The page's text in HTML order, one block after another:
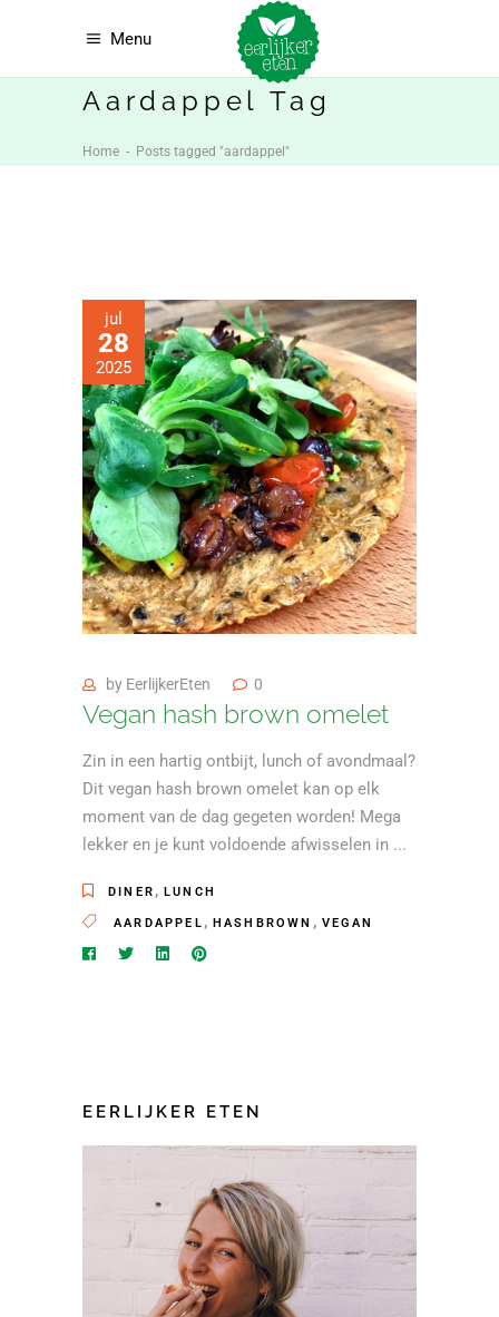
Menu
Aardappel Tag
Home - Posts tagged "aardappel"
jul
28
2025
by EerlijkerEten 0
Vegan hash brown omelet
Zin in een hartig ontbijt, lunch of avondmaal?
Dit vegan hash brown omelet kan op elk
moment van de dag gegeten worden! Mega
lekker en je kunt voldoende afwisselen in
DINER , LUNCH
AARDAPPEL , HASHBROWN , VEGAN
EERLIJKER ETEN